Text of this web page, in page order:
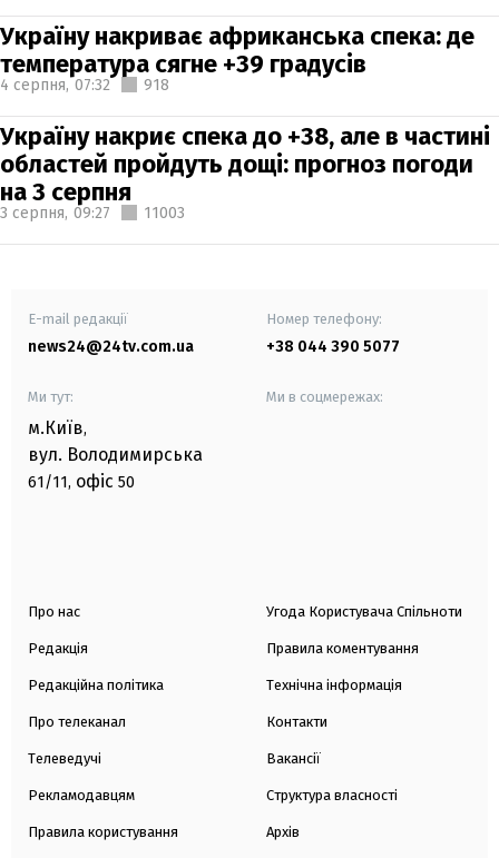
Україну накриває африканська спека: де
температура сягне +39 градусів
4 серпня, 07:32 918
Україну накриє спека до +38, але в частині
областей пройдуть дощі: прогноз погоди
на 3 серпня
3 серпня, 09:27 11003
E-mail редакції
news24@24tv.com.ua
Номер телефону:
+38 044 390 5077
Ми тут:
м.Київ,
вул. Володимирська
61/11, офіс 50
Ми в соцмережах:
Про нас
Редакція
Редакційна політика
Про телеканал
Телеведучі
Рекламодавцям
Правила користування
Угода Користувача Спільноти
Правила коментування
Технічна інформація
Контакти
Вакансії
Структура власності
Архів